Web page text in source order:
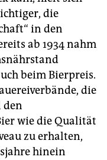
die
in den
ab 1934 nahm
beim Bierpreis.
die
den
wie die Qualität
zu erhalten,
hinein